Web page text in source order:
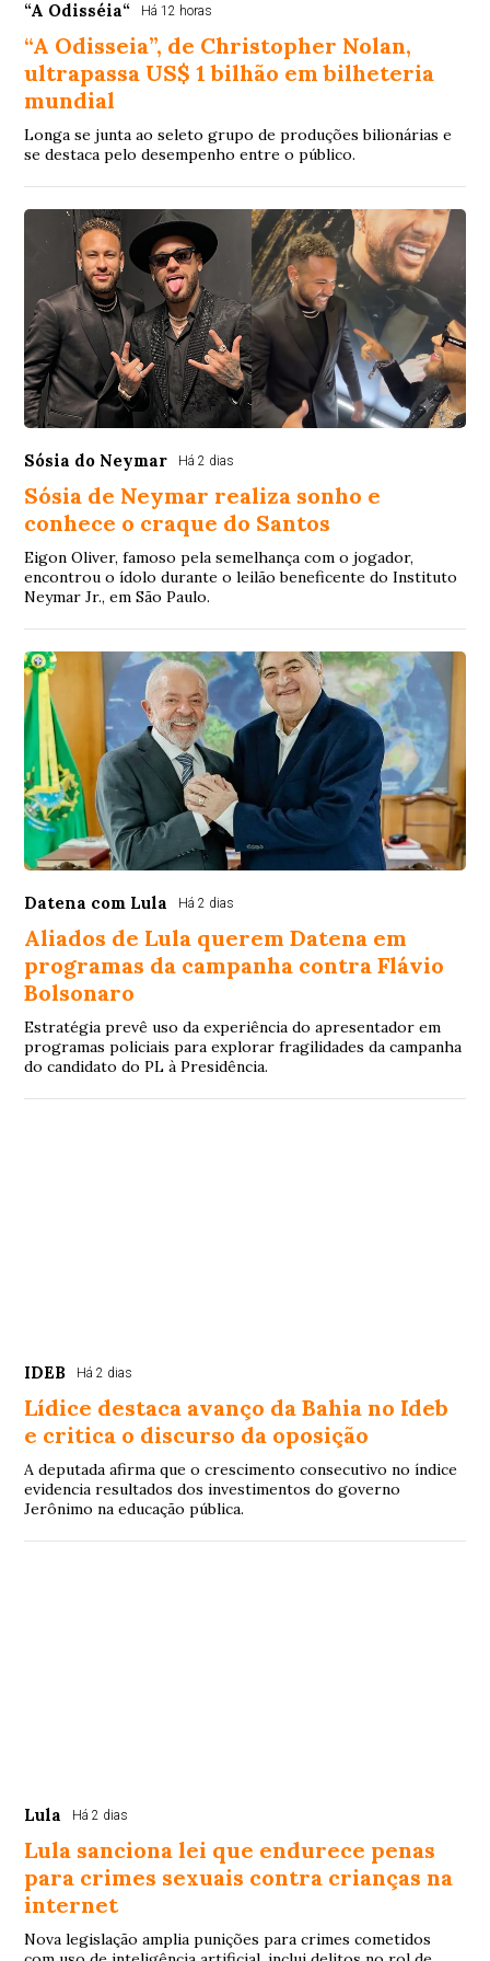
“A Odisséia“ Há 12 horas
“A Odisseia”, de Christopher Nolan,
ultrapassa US$ 1 bilhão em bilheteria
mundial
Longa se junta ao seleto grupo de produções bilionárias e
se destaca pelo desempenho entre o público.
Sósia do Neymar Há 2 dias
Sósia de Neymar realiza sonho e
conhece o craque do Santos
Eigon Oliver, famoso pela semelhança com o jogador,
encontrou o ídolo durante o leilão beneficente do Instituto
Neymar Jr., em São Paulo.
Datena com Lula Há 2 dias
Aliados de Lula querem Datena em
programas da campanha contra Flávio
Bolsonaro
Estratégia prevê uso da experiência do apresentador em
programas policiais para explorar fragilidades da campanha
do candidato do PL à Presidência.
IDEB Há 2 dias
Lídice destaca avanço da Bahia no Ideb
e critica o discurso da oposição
A deputada afirma que o crescimento consecutivo no índice
evidencia resultados dos investimentos do governo
Jerônimo na educação pública.
Lula Há 2 dias
Lula sanciona lei que endurece penas
para crimes sexuais contra crianças na
internet
Nova legislação amplia punições para crimes cometidos